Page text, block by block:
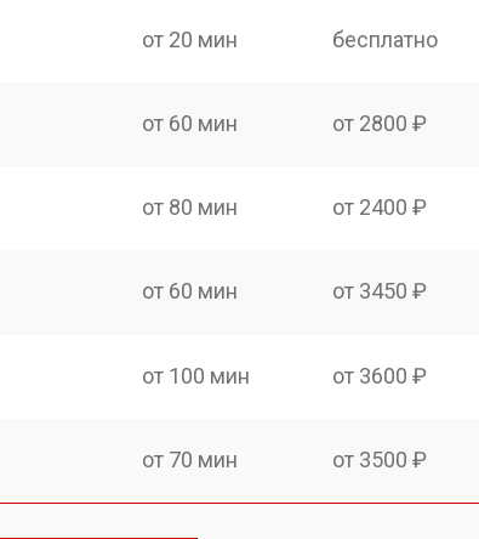
от 20 мин бесплатно
от 60 мин от 2800 ₽
от 80 мин от 2400 ₽
от 60 мин от 3450 ₽
от 100 мин от 3600 ₽
от 70 мин от 3500 ₽